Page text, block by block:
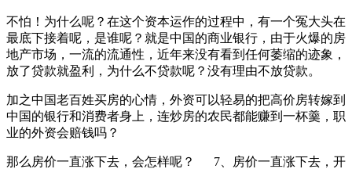
不怕！为什么呢？在这个资本运作的过程中，有一个冤大头在
最底下接着呢，是谁呢？就是中国的商业银行，由于火爆的房
地产市场，一流的流通性，近年来没有看到任何萎缩的迹象，
放了贷款就盈利，为什么不贷款呢？没有理由不放贷款。
加之中国老百姓买房的心情，外资可以轻易的把高价房转嫁到
中国的银行和消费者身上，连炒房的农民都能赚到一杯羹，职
业的外资会赔钱吗？
那么房价一直涨下去，会怎样呢？ 7、房价一直涨下去，开